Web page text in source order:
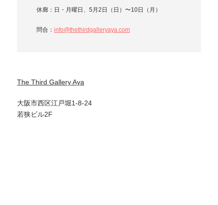
休廊：日・月曜日、5月2日（日）〜10日（月）
問合： info@thethirdgalleryaya.com
The Third Gallery Aya
大阪市西区江戸堀1-8-24
若狭ビル2F